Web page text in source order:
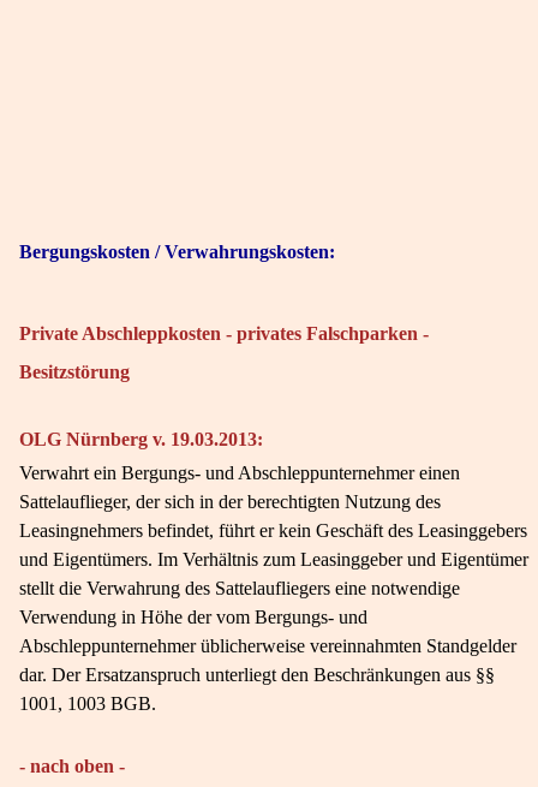
Bergungskosten / Verwahrungskosten:
Private Abschleppkosten - privates Falschparken -
Besitzstörung
OLG Nürnberg v. 19.03.2013:
Verwahrt ein Bergungs- und Abschleppunternehmer einen
Sattelauflieger, der sich in der berechtigten Nutzung des
Leasingnehmers befindet, führt er kein Geschäft des Leasinggebers
und Eigentümers. Im Verhältnis zum Leasinggeber und Eigentümer
stellt die Verwahrung des Sattelaufliegers eine notwendige
Verwendung in Höhe der vom Bergungs- und
Abschleppunternehmer üblicherweise vereinnahmten Standgelder
dar. Der Ersatzanspruch unterliegt den Beschränkungen aus §§
1001, 1003 BGB.
- nach oben -